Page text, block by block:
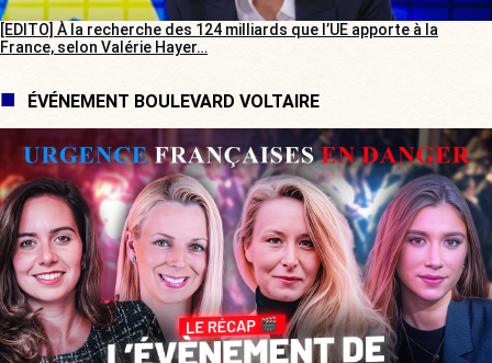
[EDITO] À la recherche des 124 milliards que l’UE apporte à la
France, selon Valérie Hayer…
ÉVÉNEMENT BOULEVARD VOLTAIRE